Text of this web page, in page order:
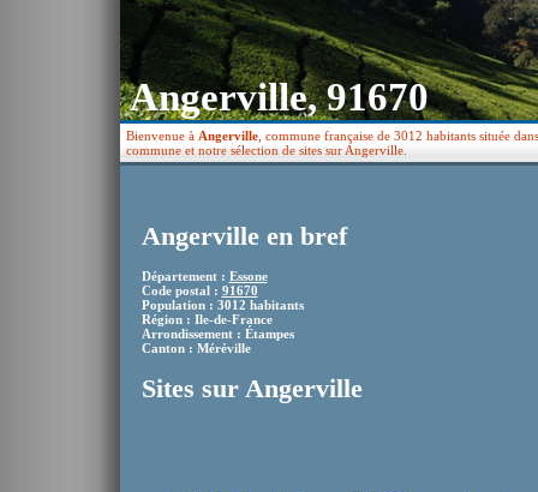
Angerville, 91670
Bienvenue à Angerville , commune française de 3012 habitants située
commune et notre sélection de sites sur Angerville.
Angerville en bref
Département : Essone
Code postal : 91670
Population : 3012 habitants
Région : Ile-de-France
Arrondissement : Étampes
Canton : Méréville
Sites sur Angerville